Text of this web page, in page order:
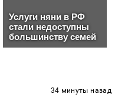
34 минуты назад